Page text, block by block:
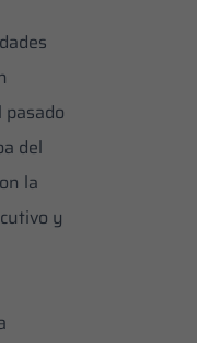
del
la
y